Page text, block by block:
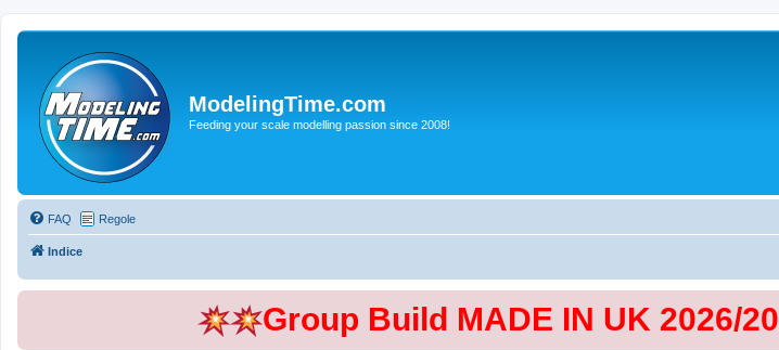
ModelingTime.com
Feeding your scale modelling passion since 2008!
FAQ Regole
Indice
Group Build MADE IN UK 2026/